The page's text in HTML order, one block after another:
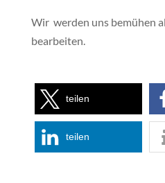
Wir werden uns bemühen
bearbeiten.
teilen
teilen